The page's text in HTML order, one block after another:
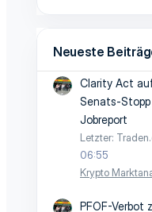
Neueste
Clarity Act
Senats-
Jobreport
Letzter:
06:55
Krypto
PFOF-Verbot